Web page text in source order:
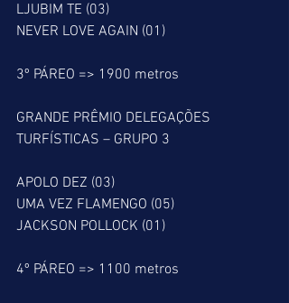
LJUBIM TE (03)
NEVER LOVE AGAIN (01)
3º PÁREO => 1900 metros
GRANDE PRÊMIO DELEGAÇÕES
TURFÍSTICAS – GRUPO 3
APOLO DEZ (03)
UMA VEZ FLAMENGO (05)
JACKSON POLLOCK (01)
4º PÁREO => 1100 metros